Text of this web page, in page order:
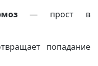
— прост в
попадание